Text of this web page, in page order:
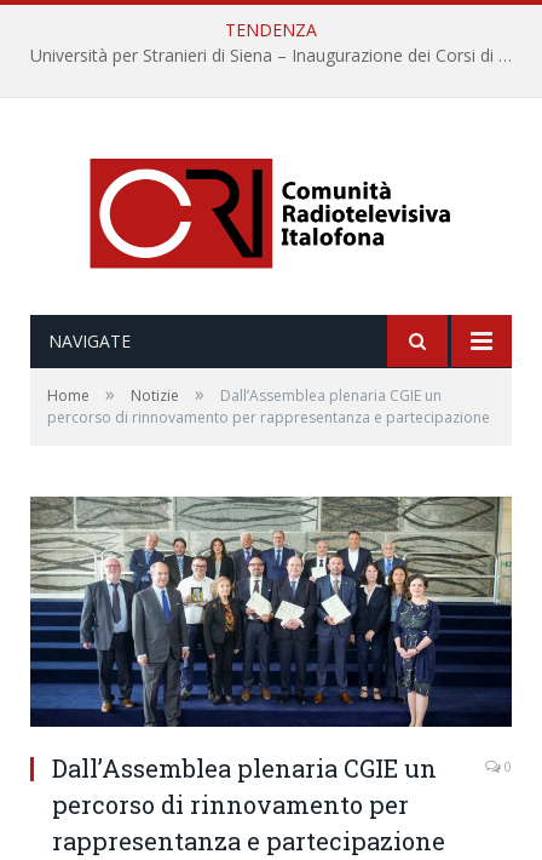
TENDENZA
Università per Stranieri di Siena – Inaugurazione dei Corsi di Lingua e Cultura Italiana, 109a annata
NAVIGATE
Home » Notizie »
Dall’Assemblea plenaria CGIE un
percorso di rinnovamento per rappresentanza e partecipazione
Dall’Assemblea plenaria CGIE un
percorso di rinnovamento per
rappresentanza e partecipazione
0